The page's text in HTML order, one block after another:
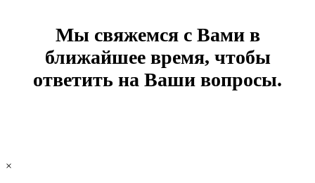
Мы свяжемся с Вами в
ближайшее время, чтобы
ответить на Ваши вопросы.
×